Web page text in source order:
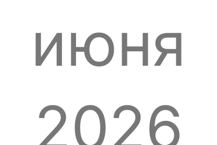
июня
2026